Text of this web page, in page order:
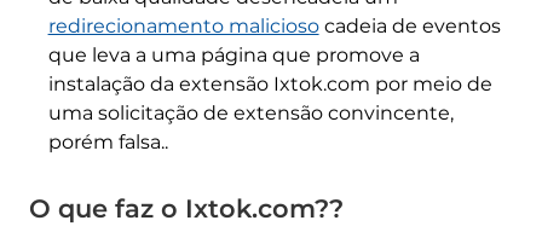
redirecionamento maliciosocadeia de eventos
que leva a uma página que promove a
instalação da extensão Ixtok.com por meio de
uma solicitação de extensão convincente,
porém falsa..
O que faz o Ixtok.com??